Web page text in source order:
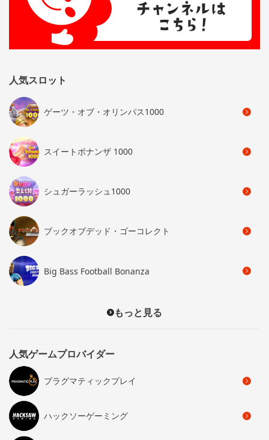
人気スロット
ゲーツ・オブ・オリンパス1000
スイートボナンザ 1000
シュガーラッシュ1000
ブックオブデッド・ゴーコレクト
Big Bass Football Bonanza
もっと見る
人気ゲームプロバイダー
プラグマティックプレイ
ハックソーゲーミング